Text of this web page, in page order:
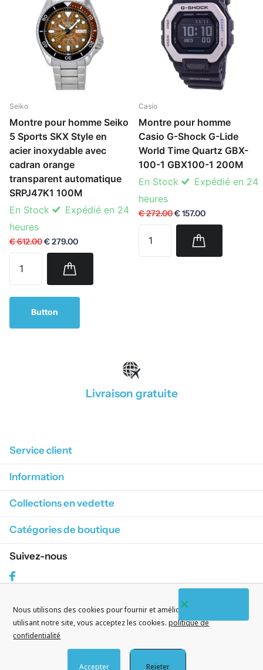
Seiko
Montre pour homme Seiko
5 Sports SKX Style en
acier inoxydable avec
cadran orange
transparent automatique
SRPJ47K1 100M
En Stock
Expédié en 24
heures
€ 612.00€ 279.00
Casio
Montre pour homme
Casio G-Shock G-Lide
World Time Quartz GBX-
100-1 GBX100-1 200M
En Stock
Expédié en 24
heures
€ 272.00€ 157.00
Button
Livraison gratuite
Service client
Information
Collections en vedette
Catégories de boutique
Suivez-nous
S'abonner à nos courriels
Nous utilisons des cookies pour fournir et améliorer nos services. En
utilisant notre site, vous acceptez les cookies. politique de
confidentialité
Accepter Rejeter